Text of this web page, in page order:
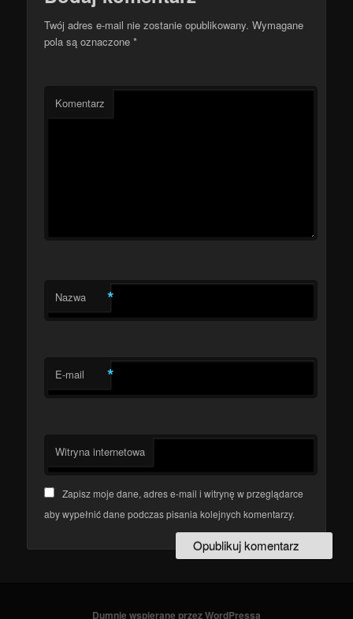
Twój adres e-mail nie zostanie opublikowany. Wymagane
pola są oznaczone*
Komentarz
Nazwa *
E-mail *
Witryna internetowa
Zapisz moje dane, adres e-mail i witrynę w przeglądarce
aby wypełnić dane podczas pisania kolejnych komentarzy.
Dumnie wspierane przez WordPressa